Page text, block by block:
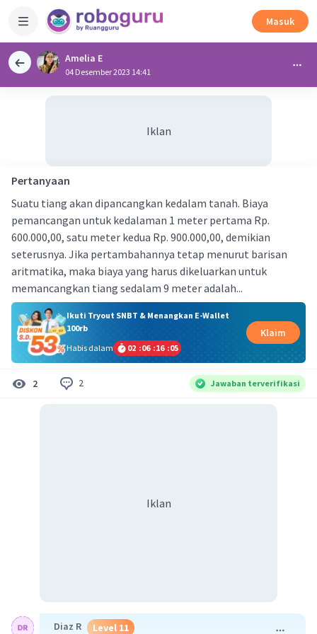
Masuk
Amelia E
04 Desember 2023 14:41
Iklan
Pertanyaan
Suatu tiang akan dipancangkan kedalam tanah. Biaya
pemancangan untuk kedalaman 1 meter pertama Rp.
600.000,00, satu meter kedua Rp. 900.000,00, demikian
seterusnya. Jika pertambahannya tetap menurut barisan
aritmatika, maka biaya yang harus dikeluarkan untuk
memancangkan tiang sedalam 9 meter adalah...
Ikuti Tryout SNBT & Menangkan E-Wallet
100rb
Habis dalam
02 :06 :16 :05
Klaim
2 2 Jawaban terverifikasi
Iklan
Diaz R Level 11